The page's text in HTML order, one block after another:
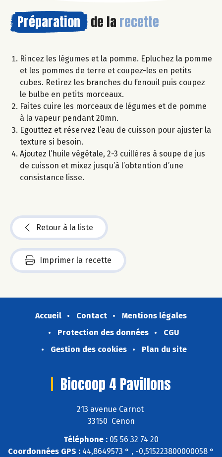
Préparation de la recette
Rincez les légumes et la pomme. Epluchez la pomme
et les pommes de terre et coupez-les en petits
cubes. Retirez les branches du fenouil puis coupez
le bulbe en petits morceaux.
Faites cuire les morceaux de légumes et de pomme
à la vapeur pendant 20mn.
Egouttez et réservez l’eau de cuisson pour ajuster la
texture si besoin.
Ajoutez l’huile végétale, 2-3 cuillères à soupe de jus
de cuisson et mixez jusqu’à l’obtention d’une
consistance lisse.
Retour à la liste
Imprimer la recette
Accueil Contact
Mentions légales
Protection des données
CGU
Gestion des cookies
Plan du site
Biocoop 4 Pavillons
213 avenue Carnot
33150 Cenon
Téléphone : 05 56 32 74 20
Coordonnées GPS : 44,8649573 ° , -0,515223800000058 °